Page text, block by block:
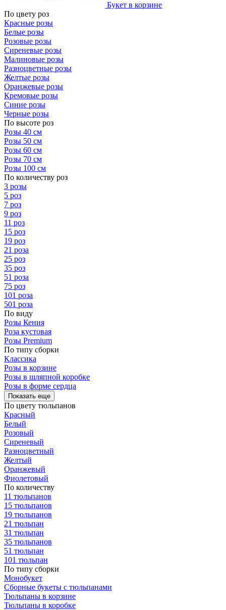
Букет в корзине
По цвету роз
Красные розы
Белые розы
Розовые розы
Сиреневые розы
Малиновые розы
Разноцветные розы
Желтые розы
Оранжевые розы
Кремовые розы
Синие розы
Черные розы
По высоте роз
Розы 40 см
Розы 50 см
Розы 60 см
Розы 70 см
Розы 100 см
По количеству роз
3 розы
5 роз
7 роз
9 роз
11 роз
15 роз
19 роз
21 роза
25 роз
35 роз
51 роза
75 роз
101 роза
501 роза
По виду
Розы Кения
Роза кустовая
Розы Premium
По типу сборки
Классика
Розы в корзине
Розы в шляпной коробке
Розы в форме сердца
Показать еще
По цвету тюльпанов
Красный
Белый
Розовый
Сиреневый
Разноцветный
Желтый
Оранжевый
Фиолетовый
По количеству
11 тюльпанов
15 тюльпанов
19 тюльпанов
21 тюльпан
31 тюльпан
35 тюльпанов
51 тюльпан
101 тюльпан
По типу сборки
Монобукет
Сборные букеты с тюльпанами
Тюльпаны в корзине
Тюльпаны в коробке